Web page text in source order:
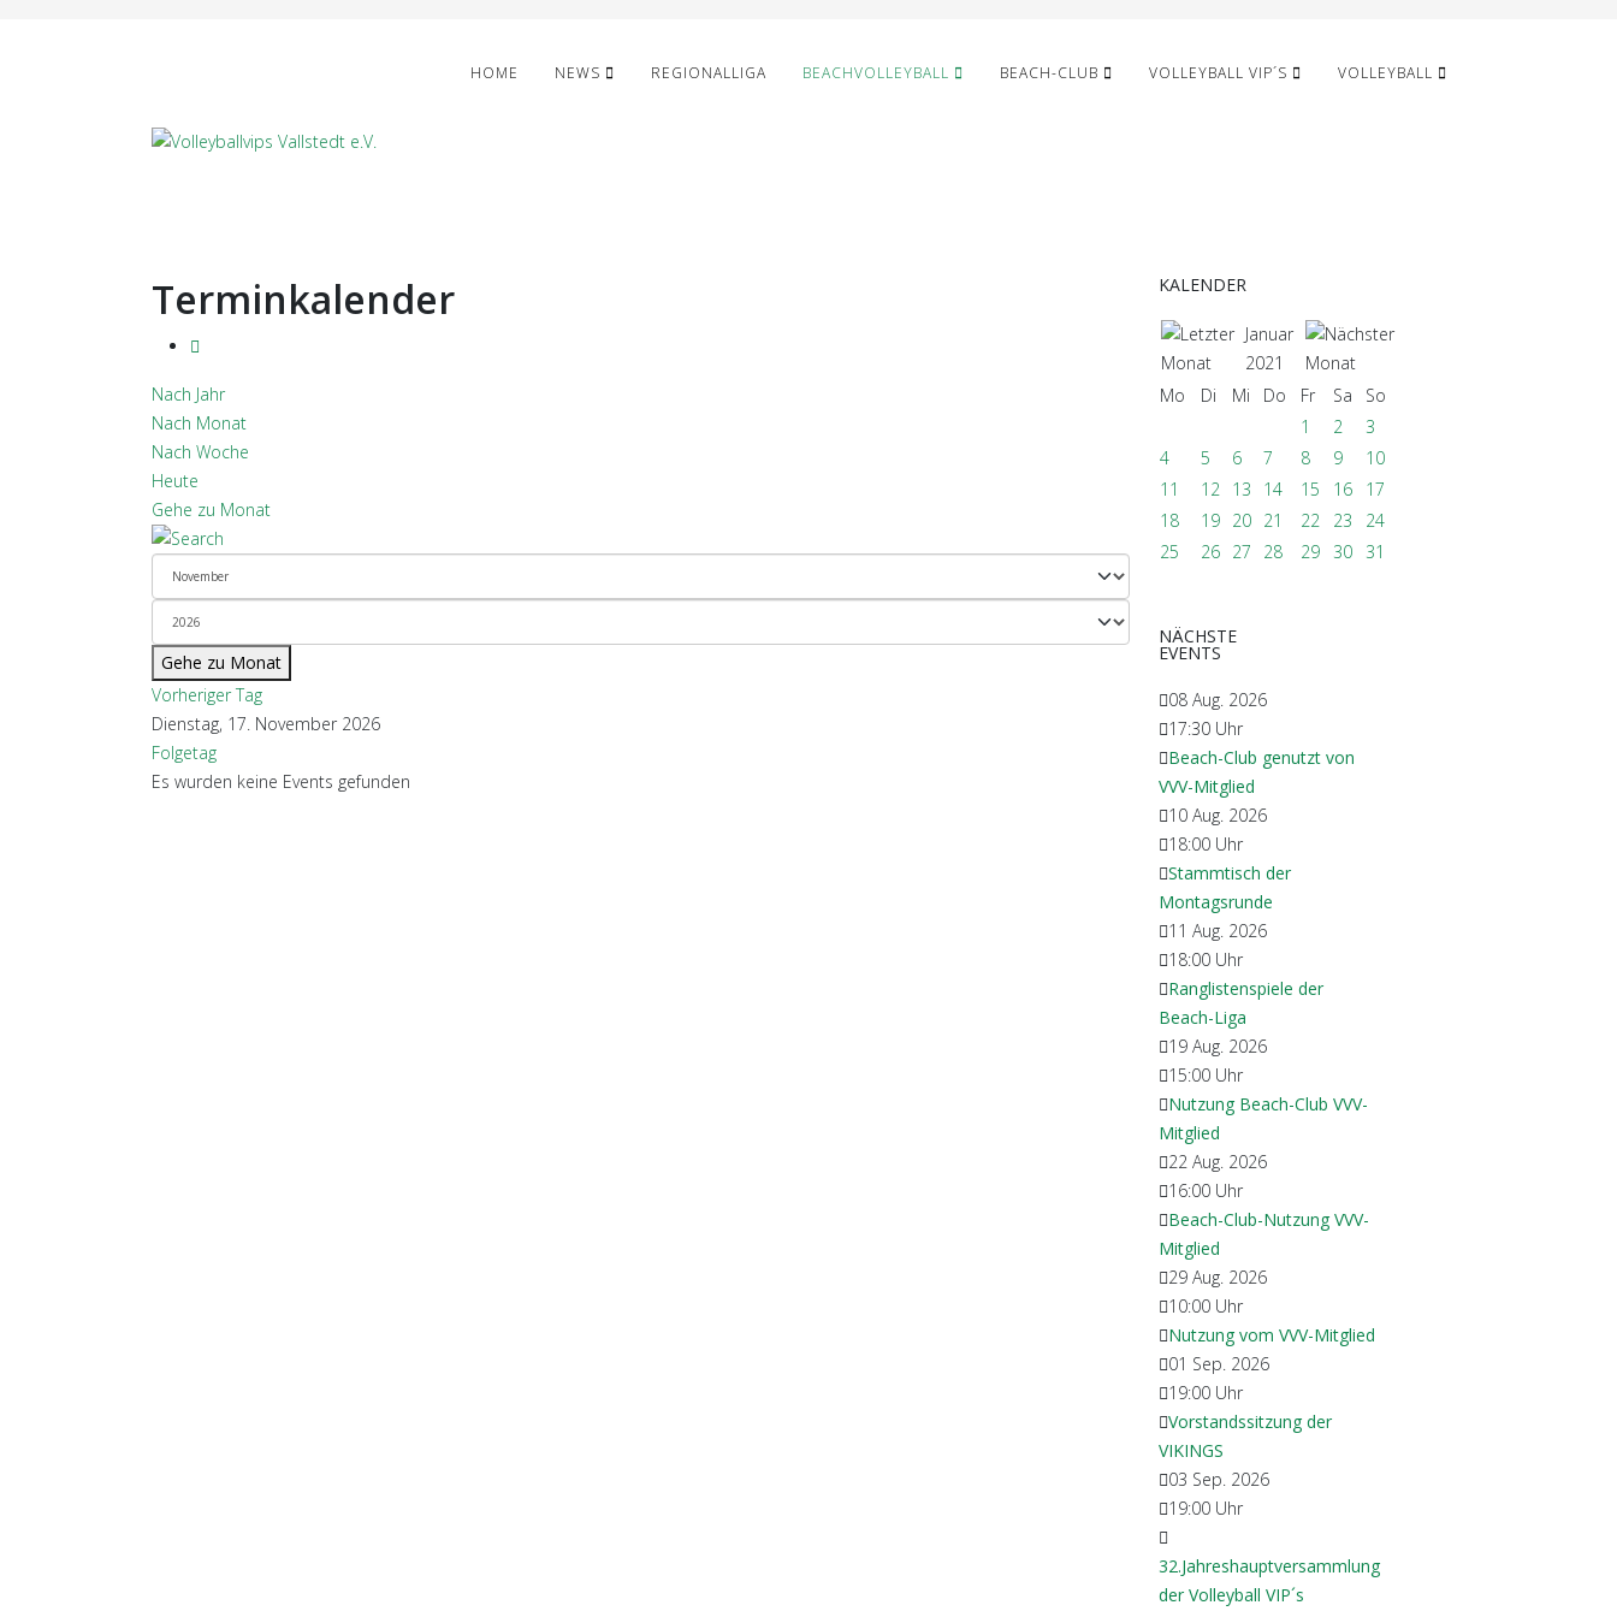
HOME NEWS REGIONALLIGA BEACHVOLLEYBALL BEACH-CLUB VOLLEYBALL VIP´S VOLLEYBALL
Terminkalender
Nach Jahr
Nach Monat
Nach Woche
Heute
Gehe zu Monat
Gehe zu Monat
Vorheriger Tag
Dienstag, 17. November 2026
Folgetag
Es wurden keine Events gefunden
KALENDER
Januar
2021
Mo
Di Mi Do Fr Sa
So
1
2
3
4
5 6 7 8 9
10
11
12 13 14 15 16
17
18
19 20 21 22 23
24
25
26 27 28 29 30 31
NÄCHSTE
EVENTS
08 Aug. 2026
17:30 Uhr
Beach-Club genutzt von
VVV-Mitglied
10 Aug. 2026
18:00 Uhr
Stammtisch der
Montagsrunde
11 Aug. 2026
18:00 Uhr
Ranglistenspiele der
Beach-Liga
19 Aug. 2026
15:00 Uhr
Nutzung Beach-Club VVV-
Mitglied
22 Aug. 2026
16:00 Uhr
Beach-Club-Nutzung VVV-
Mitglied
29 Aug. 2026
10:00 Uhr
Nutzung vom VVV-Mitglied
01 Sep. 2026
19:00 Uhr
Vorstandssitzung der
VIKINGS
03 Sep. 2026
19:00 Uhr
32.Jahreshauptversammlung
der Volleyball VIP´s